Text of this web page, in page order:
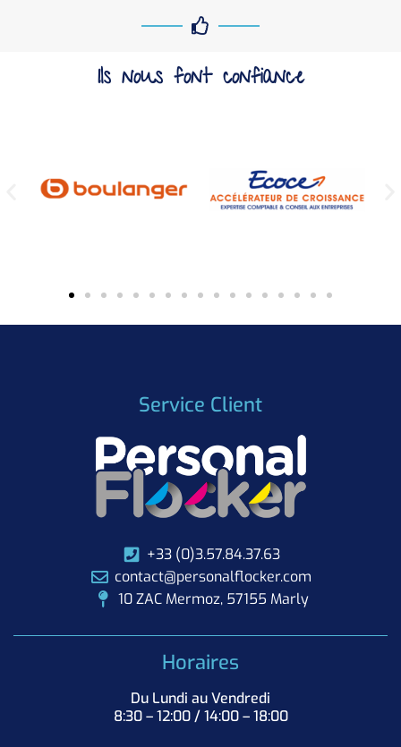
Ils nous font confiance
Service Client
+33 (0)3.57.84.37.63
contact@personalflocker.com
10 ZAC Mermoz, 57155 Marly
Horaires
Du Lundi au Vendredi
8:30 – 12:00 / 14:00 – 18:00